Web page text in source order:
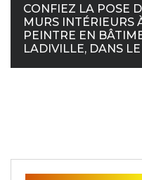
CONFIEZ LA POSE
MURS INTÉRIEURS
PEINTRE EN
LADIVILLE, DANS LE